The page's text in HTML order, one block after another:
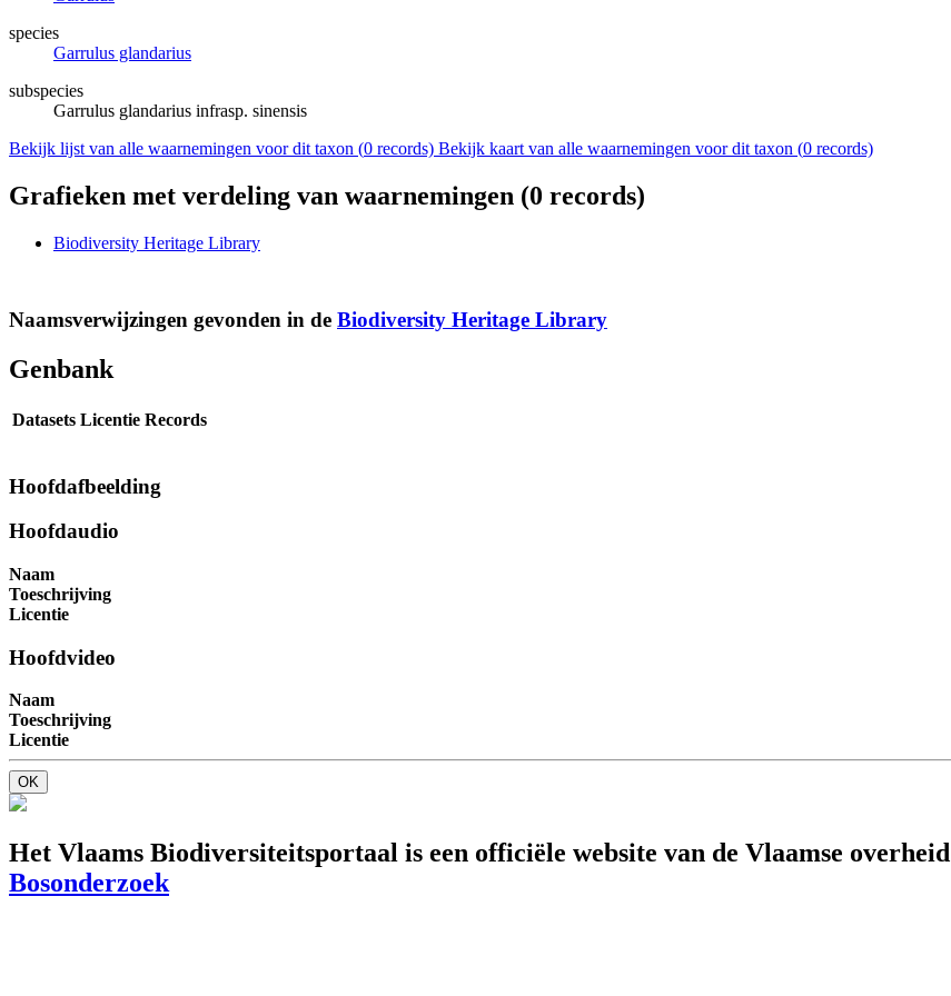
species
Garrulus glandarius
subspecies
Garrulus glandarius infrasp. sinensis
Bekijk lijst van alle waarnemingen voor dit taxon (0 records) Bekijk kaart van alle waarnemingen voor dit taxon (0 records)
Grafieken met verdeling van waarnemingen (0 records)
Biodiversity Heritage Library
Naamsverwijzingen gevonden in de Biodiversity Heritage Library
Genbank
Datasets Licentie Records
Hoofdafbeelding
Hoofdaudio
Naam
Toeschrijving
Licentie
Hoofdvideo
Naam
Toeschrijving
Licentie
OK
Het Vlaams Biodiversiteitsportaal is een officiële website van de Vlaamse overheid
Bosonderzoek